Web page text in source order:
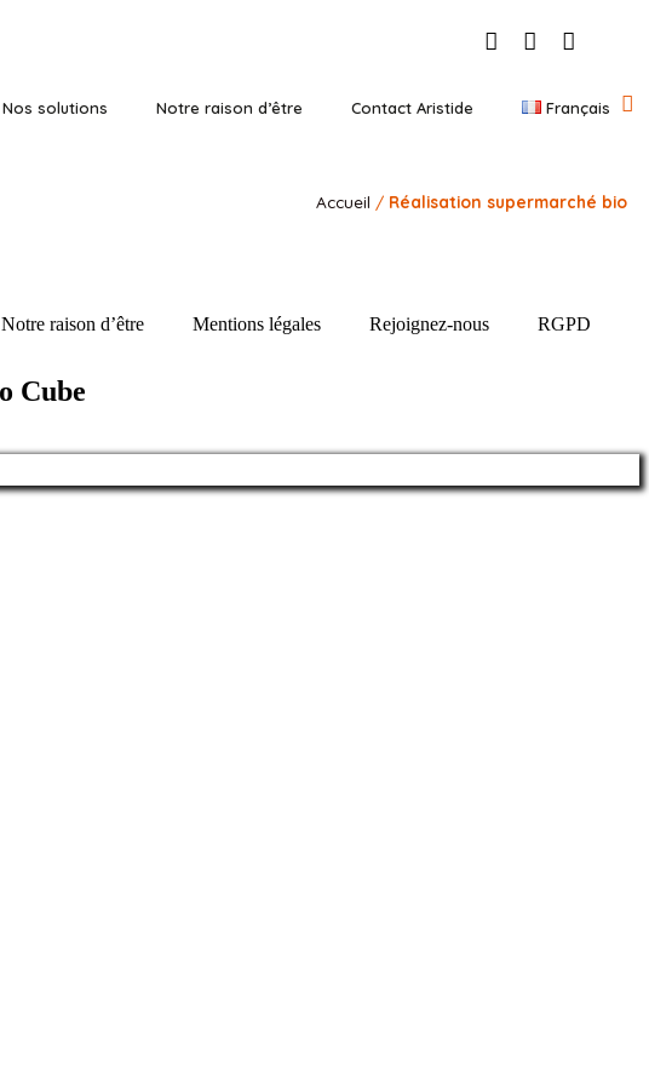
Nos solutions Notre raison d’être Contact Aristide Français
Accueil / Réalisation supermarché bio
Notre raison d’être Mentions légales Rejoignez-nous RGPD
Cube